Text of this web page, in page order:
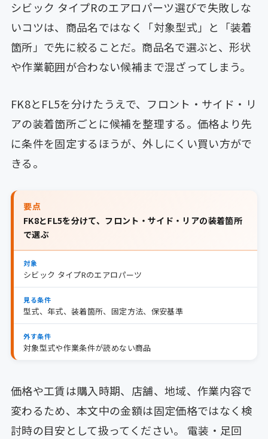
シビック タイプRのエアロパーツ選びで失敗しな
いコツは、商品名ではなく「対象型式」と「装着
箇所」で先に絞ることだ。商品名で選ぶと、形状
や作業範囲が合わない候補まで混ざってしまう。
FK8とFL5を分けたうえで、フロント・サイド・リ
アの装着箇所ごとに候補を整理する。価格より先
に条件を固定するほうが、外しにくい買い方がで
きる。
要点
FK8とFL5を分けて、フロント・サイド・リアの装着箇所
で選ぶ
対象
シビック タイプRのエアロパーツ
見る条件
型式、年式、装着箇所、固定方法、保安基準
外す条件
対象型式や作業条件が読めない商品
価格や工賃は購入時期、店舗、地域、作業内容で
変わるため、本文中の金額は固定価格ではなく検
討時の目安として扱ってください。 電装・足回